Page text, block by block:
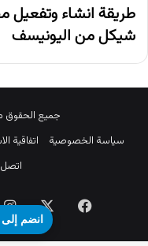
شيكل من اليونيسف
جميع الحقوق
سياسة الخصوصية
اتفاقية
اتصل
فيسبوك
‫X
انضم إلى